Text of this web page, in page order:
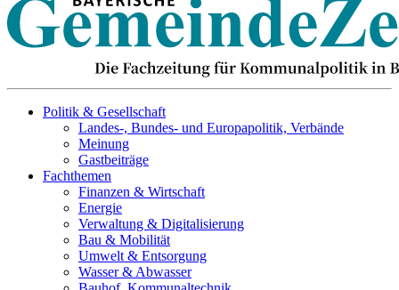
Politik & Gesellschaft
Landes-, Bundes- und Europapolitik, Verbände
Meinung
Gastbeiträge
Fachthemen
Finanzen & Wirtschaft
Energie
Verwaltung & Digitalisierung
Bau & Mobilität
Umwelt & Entsorgung
Wasser & Abwasser